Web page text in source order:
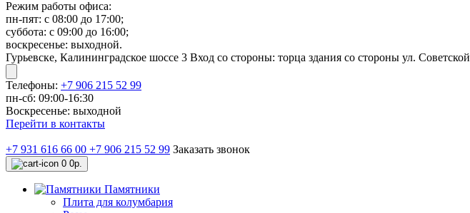
Режим работы офиса:
пн-пят: с 08:00 до 17:00;
суббота: с 09:00 до 16:00;
воскресенье: выходной.
Гурьевске, Калининградское шоссе 3 Вход со стороны: торца здания со стороны ул. Советской
Телефоны: +7 906 215 52 99
пн-сб: 09:00-16:30
Воскресенье: выходной
Перейти в контакты
+7 931 616 66 00 +7 906 215 52 99 Заказать звонок
0 0р.
Памятники
Плита для колумбария